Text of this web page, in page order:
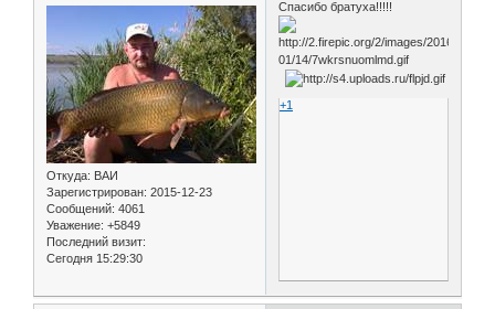
Откуда: ВАИ
Зарегистрирован: 2015-12-23
Сообщений: 4061
Уважение: +5849
Последний визит:
Сегодня 15:29:30
Спасибо братуха!!!!!
+1